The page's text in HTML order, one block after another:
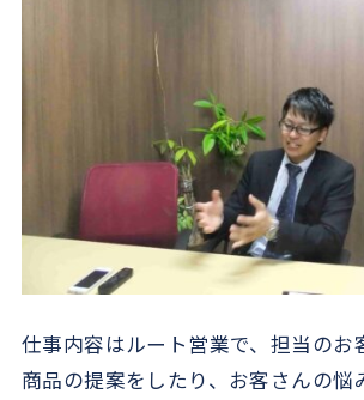
仕事内容はルート営業で、担当のお
商品の提案をしたり、お客さんの悩